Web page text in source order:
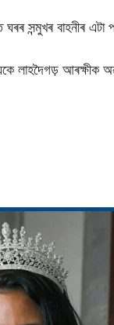
সন্মুখৰ বাহনীৰ
লাহদৈগড়